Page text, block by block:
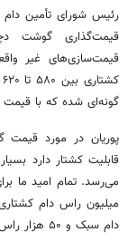
رئیس شورای تأمین
قیمت‌گذاری گوشت
قیمت‌سازی‌های غیر
گونه‌ای شده که با قیمت
پوریان در مورد
دام سبک و ۵۰ هزار راس دام سنگین در عید قربان به فروش برسد.